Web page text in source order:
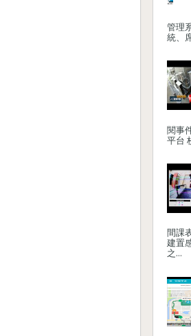
管理
統、
閱事
平台
間課
建置
之...